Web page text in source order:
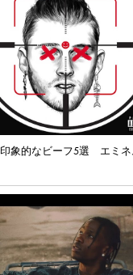
象的なビーフ5選 エミネ